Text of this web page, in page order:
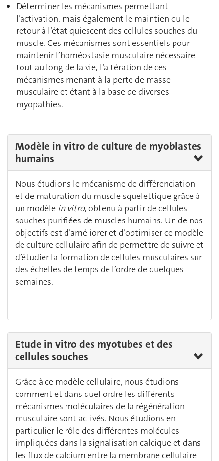
Déterminer les mécanismes permettant
l’activation, mais également le maintien ou le
retour à l’état quiescent des cellules souches du
muscle. Ces mécanismes sont essentiels pour
maintenir l’homéostasie musculaire nécessaire
tout au long de la vie, l’altération de ces
mécanismes menant à la perte de masse
musculaire et étant à la base de diverses
myopathies.
Modèle in vitro de culture de myoblastes
humains
Nous étudions le mécanisme de différenciation
et de maturation du muscle squelettique grâce à
un modèle in vitro, obtenu à partir de cellules
souches purifiées de muscles humains. Un de nos
objectifs est d’améliorer et d’optimiser ce modèle
de culture cellulaire afin de permettre de suivre et
d’étudier la formation de cellules musculaires sur
des échelles de temps de l’ordre de quelques
semaines.
Etude in vitro des myotubes et des
cellules souches
Grâce à ce modèle cellulaire, nous étudions
comment et dans quel ordre les différents
mécanismes moléculaires de la régénération
musculaire sont activés. Nous étudions en
particulier le rôle des différentes molécules
impliquées dans la signalisation calcique et dans
les flux de calcium entre la membrane cellulaire